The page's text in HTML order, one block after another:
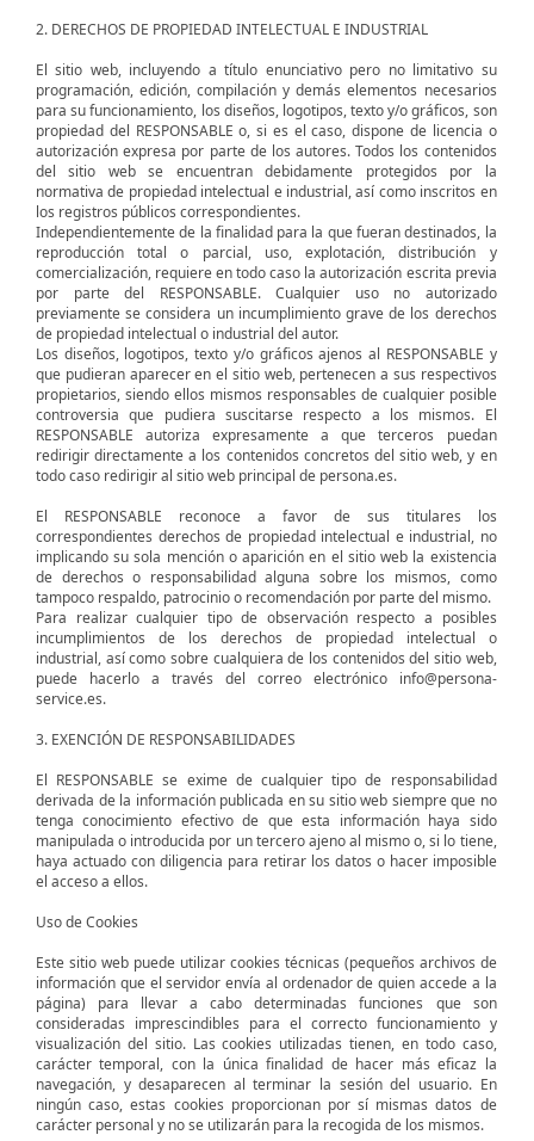
2. DERECHOS DE PROPIEDAD INTELECTUAL E INDUSTRIAL
El sitio web, incluyendo a título enunciativo pero no limitativo su
programación, edición, compilación y demás elementos necesarios
para su funcionamiento, los diseños, logotipos, texto y/o gráficos, son
propiedad del RESPONSABLE o, si es el caso, dispone de licencia o
autorización expresa por parte de los autores. Todos los contenidos
del sitio web se encuentran debidamente protegidos por la
normativa de propiedad intelectual e industrial, así como inscritos en
los registros públicos correspondientes.
Independientemente de la finalidad para la que fueran destinados, la
reproducción total o parcial, uso, explotación, distribución y
comercialización, requiere en todo caso la autorización escrita previa
por parte del RESPONSABLE. Cualquier uso no autorizado
previamente se considera un incumplimiento grave de los derechos
de propiedad intelectual o industrial del autor.
Los diseños, logotipos, texto y/o gráficos ajenos al RESPONSABLE y
que pudieran aparecer en el sitio web, pertenecen a sus respectivos
propietarios, siendo ellos mismos responsables de cualquier posible
controversia que pudiera suscitarse respecto a los mismos. El
RESPONSABLE autoriza expresamente a que terceros puedan
redirigir directamente a los contenidos concretos del sitio web, y en
todo caso redirigir al sitio web principal de persona.es.
El RESPONSABLE reconoce a favor de sus titulares los
correspondientes derechos de propiedad intelectual e industrial, no
implicando su sola mención o aparición en el sitio web la existencia
de derechos o responsabilidad alguna sobre los mismos, como
tampoco respaldo, patrocinio o recomendación por parte del mismo.
Para realizar cualquier tipo de observación respecto a posibles
incumplimientos de los derechos de propiedad intelectual o
industrial, así como sobre cualquiera de los contenidos del sitio web,
puede hacerlo a través del correo electrónico info@persona-
service.es.
3. EXENCIÓN DE RESPONSABILIDADES
El RESPONSABLE se exime de cualquier tipo de responsabilidad
derivada de la información publicada en su sitio web siempre que no
tenga conocimiento efectivo de que esta información haya sido
manipulada o introducida por un tercero ajeno al mismo o, si lo tiene,
haya actuado con diligencia para retirar los datos o hacer imposible
el acceso a ellos.
Uso de Cookies
Este sitio web puede utilizar cookies técnicas (pequeños archivos de
información que el servidor envía al ordenador de quien accede a la
página) para llevar a cabo determinadas funciones que son
consideradas imprescindibles para el correcto funcionamiento y
visualización del sitio. Las cookies utilizadas tienen, en todo caso,
carácter temporal, con la única finalidad de hacer más eficaz la
navegación, y desaparecen al terminar la sesión del usuario. En
ningún caso, estas cookies proporcionan por sí mismas datos de
carácter personal y no se utilizarán para la recogida de los mismos.